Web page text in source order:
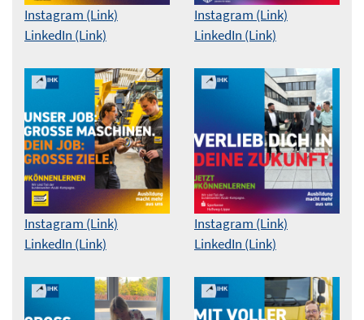
Instagram (Link)
LinkedIn (Link)
Instagram (Link)
LinkedIn (Link)
Instagram (Link)
LinkedIn (Link)
Instagram (Link)
LinkedIn (Link)